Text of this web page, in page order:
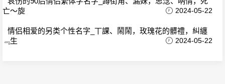
亡～旋
2024-05-22
情侣相爱的另类个性名字_丅課、鬧鬧，玫瑰花的髒禮，糾纏
﹃生
2024-05-22